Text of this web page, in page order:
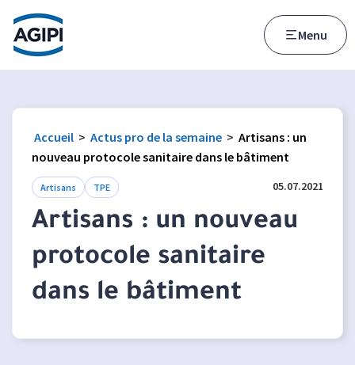
Accès au menu
Accès au contenu principal
Menu
Accueil > Actus pro de la semaine > Artisans : un
nouveau protocole sanitaire dans le bâtiment
Artisans TPE 05.07.2021
Artisans : un nouveau
protocole sanitaire
dans le bâtiment